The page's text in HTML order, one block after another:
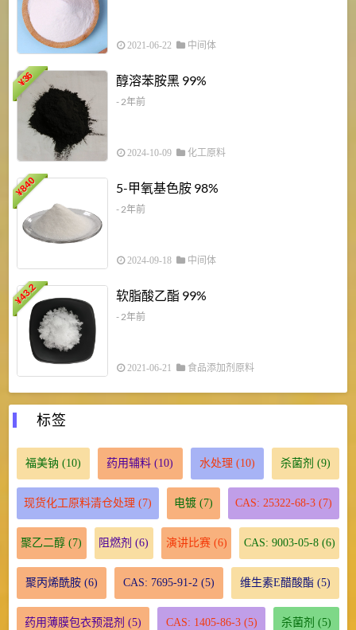
2021-06-22 中间体
¥
36 醇溶苯胺黑 99%
- 2年前
2024-10-09 化工原料
¥
840 5-甲氧基色胺 98%
- 2年前
2024-09-18 中间体
¥
43.2 软脂酸乙酯 99%
- 2年前
2021-06-21 食品添加剂原料
标签
福美钠 (10) 药用辅料 (10) 水处理 (10) 杀菌剂 (9)
现货化工原料清仓处理 (7) 电镀 (7) CAS: 25322-68-3 (7)
聚乙二醇 (7) 阻燃剂 (6) 演讲比赛(6) CAS: 9003-05-8(6)
聚丙烯酰胺(6) CAS: 7695-91-2 (5) 维生素E醋酸酯 (5)
药用薄膜包衣预混剂 (5) CAS: 1405-86-3(5) 杀菌剂 (5)